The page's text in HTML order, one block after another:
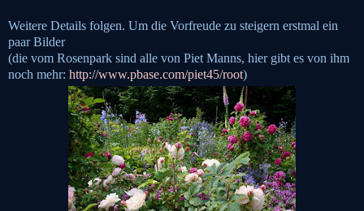
Weitere Details folgen. Um die Vorfreude zu steigern erstmal ein
paar Bilder
(die vom Rosenpark sind alle von Piet Manns, hier gibt es von ihm
noch mehr: http://www.pbase.com/piet45/root)